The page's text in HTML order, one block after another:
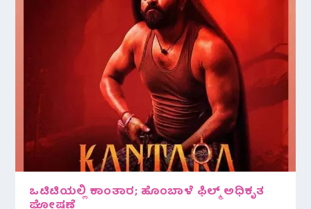
ಒಟಿಟಿಯಲ್ಲಿ ಕಾಂತಾರ; ಹೊಂಬಾಳೆ ಫಿಲ್ಮ್‌ ಅಧಿಕೃತ